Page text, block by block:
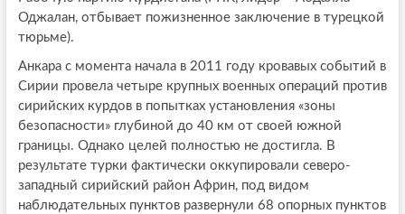
Оджалан, отбывает пожизненное заключение в турецкой
тюрьме).
Анкара с момента начала в 2011 году кровавых событий в
Сирии провела четыре крупных военных операций против
сирийских курдов в попытках установления «зоны
безопасности» глубиной до 40 км от своей южной
границы. Однако целей полностью не достигла. В
результате турки фактически оккупировали северо-
западный сирийский район Африн, под видом
наблюдательных пунктов развернули 68 опорных пунктов